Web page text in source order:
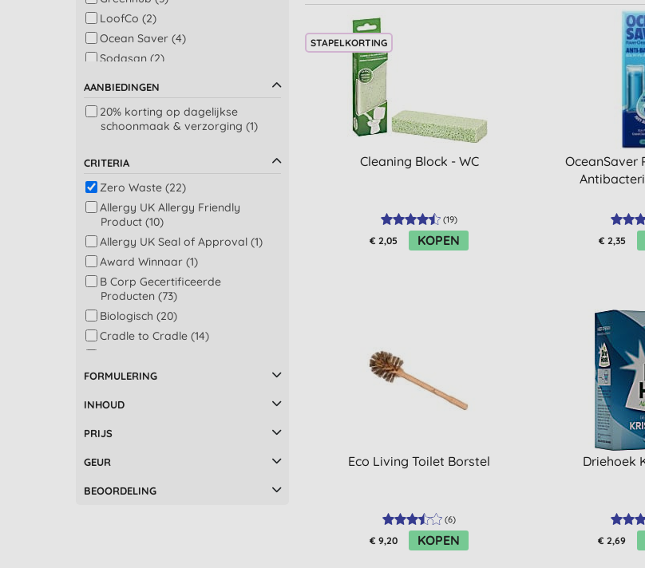
STAPELKORTING
Cleaning Block - WC
(19)
€ 2,05 KOPEN
OceanSaver
€ 2,35
Eco Living Toilet Borstel
(6)
€ 9,20 KOPEN
Driehoek
€ 2,69
Zeep (1)
LoofCo (2)
Ocean Saver (4)
Sodasan (2)
AANBIEDINGEN
20% korting op dagelijkse
schoonmaak & verzorging (1)
CRITERIA
Zero Waste (22)
Allergy UK Allergy Friendly
Product (10)
Allergy UK Seal of Approval (1)
Award Winnaar (1)
B Corp Gecertificeerde
Producten (73)
Biologisch (20)
Cradle to Cradle (14)
Eco Garantie (28)
Eerlijke Handel (3)
EWG Verified (18)
Geproduceerd in België (33)
FORMULERING
INHOUD
PRIJS
GEUR
BEOORDELING